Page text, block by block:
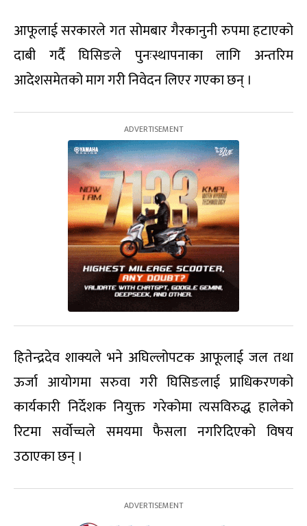
आफूलाई सरकारले गत सोमबार गैरकानुनी रुपमा हटाएको
दाबी गर्दै घिसिङले पुनःस्थापनाका लागि अन्तरिम
आदेशसमेतको माग गरी निवेदन लिएर गएका छन् ।
हितेन्द्रदेव शाक्यले भने अघिल्लोपटक आफूलाई जल तथा
ऊर्जा आयोगमा सरुवा गरी घिसिङलाई प्राधिकरणको
कार्यकारी निर्देशक नियुक्त गरेकोमा त्यसविरुद्ध हालेको
रिटमा सर्वोच्चले समयमा फैसला नगरिदिएको विषय
उठाएका छन् ।